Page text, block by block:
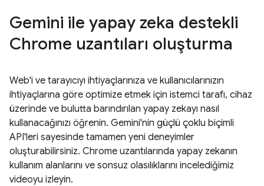
Gemini ile yapay zeka destekli
Chrome uzantıları oluşturma
Web'i ve tarayıcıyı ihtiyaçlarınıza ve kullanıcılarınızın
ihtiyaçlarına göre optimize etmek için istemci tarafı, cihaz
üzerinde ve bulutta barındırılan yapay zekayı nasıl
kullanacağınızı öğrenin. Gemini'nin güçlü çoklu biçimli
API'leri sayesinde tamamen yeni deneyimler
oluşturabilirsiniz. Chrome uzantılarında yapay zekanın
kullanım alanlarını ve sonsuz olasılıklarını incelediğimiz
videoyu izleyin.